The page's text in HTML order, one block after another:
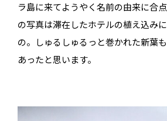
ラ島に来てようやく名前の由来に合
の写真は滞在したホテルの植え込み
の。しゅるしゅるっと巻かれた新葉
あったと思います。